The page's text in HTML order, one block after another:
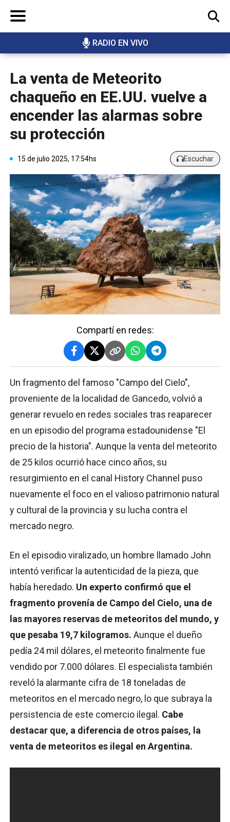
RADIO EN VIVO
BUSCAR
La venta de Meteorito
chaqueño en EE.UU. vuelve a
encender las alarmas sobre
su protección
15 de julio 2025, 17:54hs Escuchar
Compartí en redes:
Un fragmento del famoso "Campo del Cielo",
proveniente de la localidad de Gancedo, volvió a
generar revuelo en redes sociales tras reaparecer
en un episodio del programa estadounidense "El
precio de la historia". Aunque la venta del meteorito
de 25 kilos ocurrió hace cinco años, su
resurgimiento en el canal History Channel puso
nuevamente el foco en el valioso patrimonio natural
y cultural de la provincia y su lucha contra el
mercado negro.
En el episodio viralizado, un hombre llamado John
intentó verificar la autenticidad de la pieza, que
había heredado. Un experto confirmó que el
fragmento provenía de Campo del Cielo, una de
las mayores reservas de meteoritos del mundo, y
que pesaba 19,7 kilogramos. Aunque el dueño
pedía 24 mil dólares, el meteorito finalmente fue
vendido por 7.000 dólares. El especialista también
reveló la alarmante cifra de 18 toneladas de
meteoritos en el mercado negro, lo que subraya la
persistencia de este comercio ilegal. Cabe
destacar que, a diferencia de otros países, la
venta de meteoritos es ilegal en Argentina.